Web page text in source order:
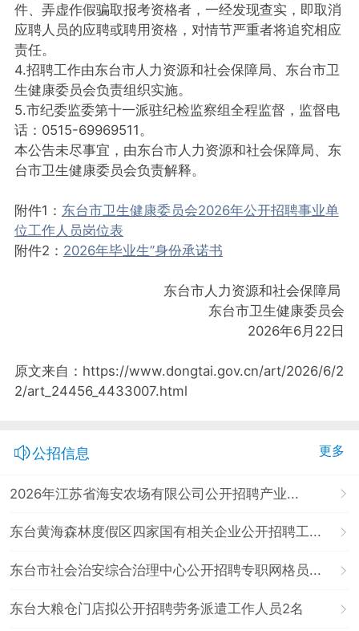
件、弄虚作假骗取报考资格者，一经发现查实，即取消
应聘人员的应聘或聘用资格，对情节严重者将追究相应
责任。
4.招聘工作由东台市人力资源和社会保障局、东台市卫
生健康委员会负责组织实施。
5.市纪委监委第十一派驻纪检监察组全程监督，监督电
话：0515-69969511。
本公告未尽事宜，由东台市人力资源和社会保障局、东
台市卫生健康委员会负责解释。
附件1： 东台市卫生健康委员会2026年公开招聘事业单
位工作人员岗位表
附件2： 2026年毕业生”身份承诺书
东台市人力资源和社会保障局
东台市卫生健康委员会
2026年6月22日
原文来自：https://www.dongtai.gov.cn/art/2026/6/2
2/art_24456_4433007.html
公招信息 更多
2026年江苏省海安农场有限公司公开招聘产业...
东台黄海森林度假区四家国有相关企业公开招聘工...
东台市社会治安综合治理中心公开招聘专职网格员...
东台大粮仓门店拟公开招聘劳务派遣工作人员2名